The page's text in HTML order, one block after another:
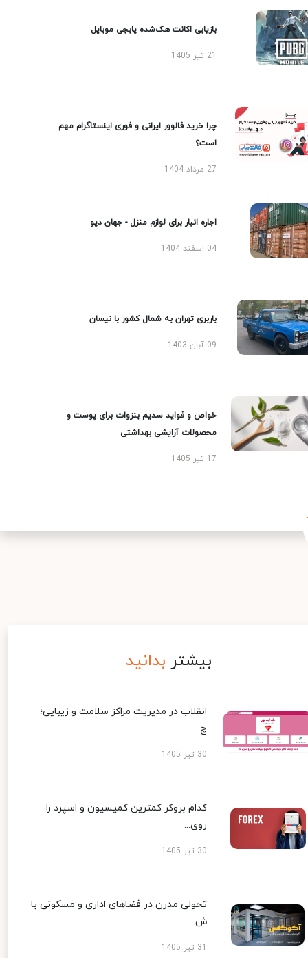
بازیابی اکانت هک‌شده پابجی موبایل
چرا خرید فالوور ایرانی و فوری اینستاگرام مهم
است؟
27 مرداد 1404
اجاره انبار برای لوازم منزل - جهان دپو
04 اسفند 1404
باربری تهران به شمال کشور با نیسان
09 آبان 1403
خواص و فواید سدیم بنزوات برای پوست و
محصولات آرایشی بهداشتی
17 تیر 1405
بیشتر بدانید
انقلاب در مدیریت مراکز سلامت و زیبایی؛
چ...
30 تیر 1405
کدام بروکر کمترین کمیسیون و اسپرد را
روی...
30 تیر 1405
تحولی مدرن در فضاهای اداری و مسکونی با
ش...